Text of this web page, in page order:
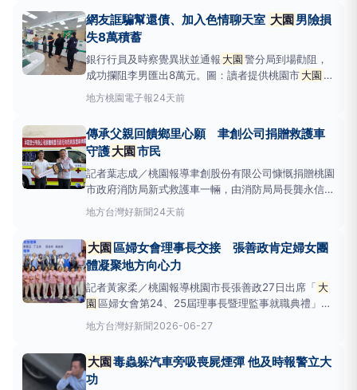
膠半成品，所幸無人員受
網友誆騙幫還債、加入色情聊天室 大園男險損
失8萬積蓄
銀行行員及時察覺異狀並通報 大園警分局到場勸阻，
成功攔阻李男匯出8萬元。圖：讀者提供桃園市大園 區
一名35歲李姓男子日前誤信網路結識的陌生網友，對
方佯稱可協助代為清償債務，卻以加入色情聊天室、繳
行帳戶。所幸銀行行員及時
地方桃園電子報24天前
傳承父親回饋鄉里心願 聿創公司捐贈救護車
守護大園市民
記者葉志成／桃園報導聿創股份有限公司慷慨捐贈桃園
市政府消防局新式救護車一輛，由消防局局長龔永信代
表受贈。為提升
大園
限公司慷慨捐贈桃園市政府消防局新式救護車一輛，捐
5號）舉行，由消防局局長龔永信代表受贈，並回贈感
謝狀，
地方台灣好新聞24天前
大園區婦女會理事長交接 張善政肯定婦女團
體凝聚地方向心力
記者黃家柔／桃園報導桃園市長張善政27日出席「 大
園區婦女會第24、25屆理事長暨理監事就職典禮」時
表示，婦女會長期深耕地方、熱心公益，不僅是市府推
動社會服務的重要夥伴，更是凝聚社區向心力的重要力
色，透過彼此關懷與共同參與，持續為地方注入溫暖與
活力。市府
地方台灣好新聞2026-06-27
大園毒蟲躲汽車旁吸喪屍煙彈 他及時報警立大
功